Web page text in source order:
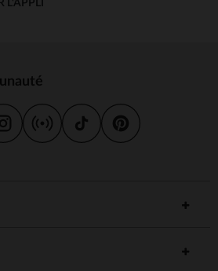
L'APPLI